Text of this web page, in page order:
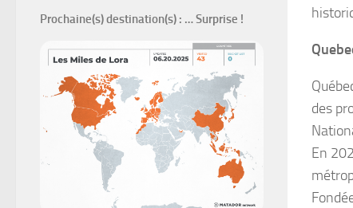
des
En
Prochaine(s) destination(s) : … Surprise !